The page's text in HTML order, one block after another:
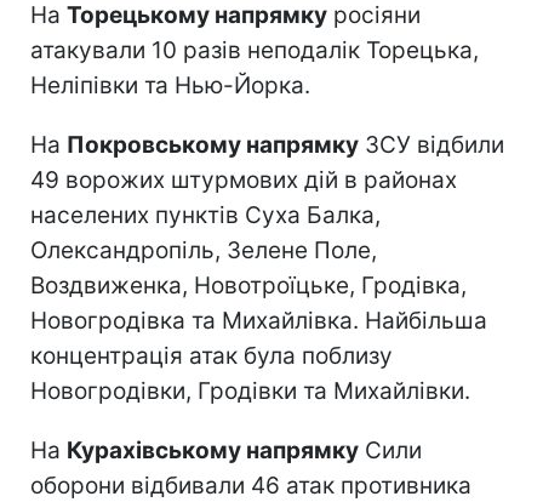
На Торецькому напрямку росіяни
атакували 10 разів неподалік Торецька,
Неліпівки та Нью-Йорка.
На Покровському напрямку ЗСУ відбили
49 ворожих штурмових дій в районах
населених пунктів Суха Балка,
Олександропіль, Зелене Поле,
Воздвиженка, Новотроїцьке, Гродівка,
Новогродівка та Михайлівка. Найбільша
концентрація атак була поблизу
Новогродівки, Гродівки та Михайлівки.
На Курахівському напрямку Сили
оборони відбивали 46 атак противника